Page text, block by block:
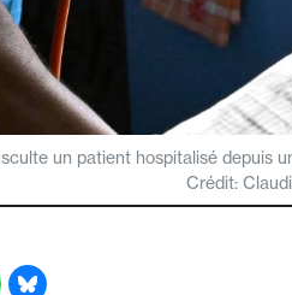
un patient hospitalisé depuis
Crédit: